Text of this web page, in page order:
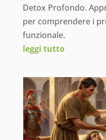
Detox Profondo.
per comprendere i
funzionale.
leggi tutto